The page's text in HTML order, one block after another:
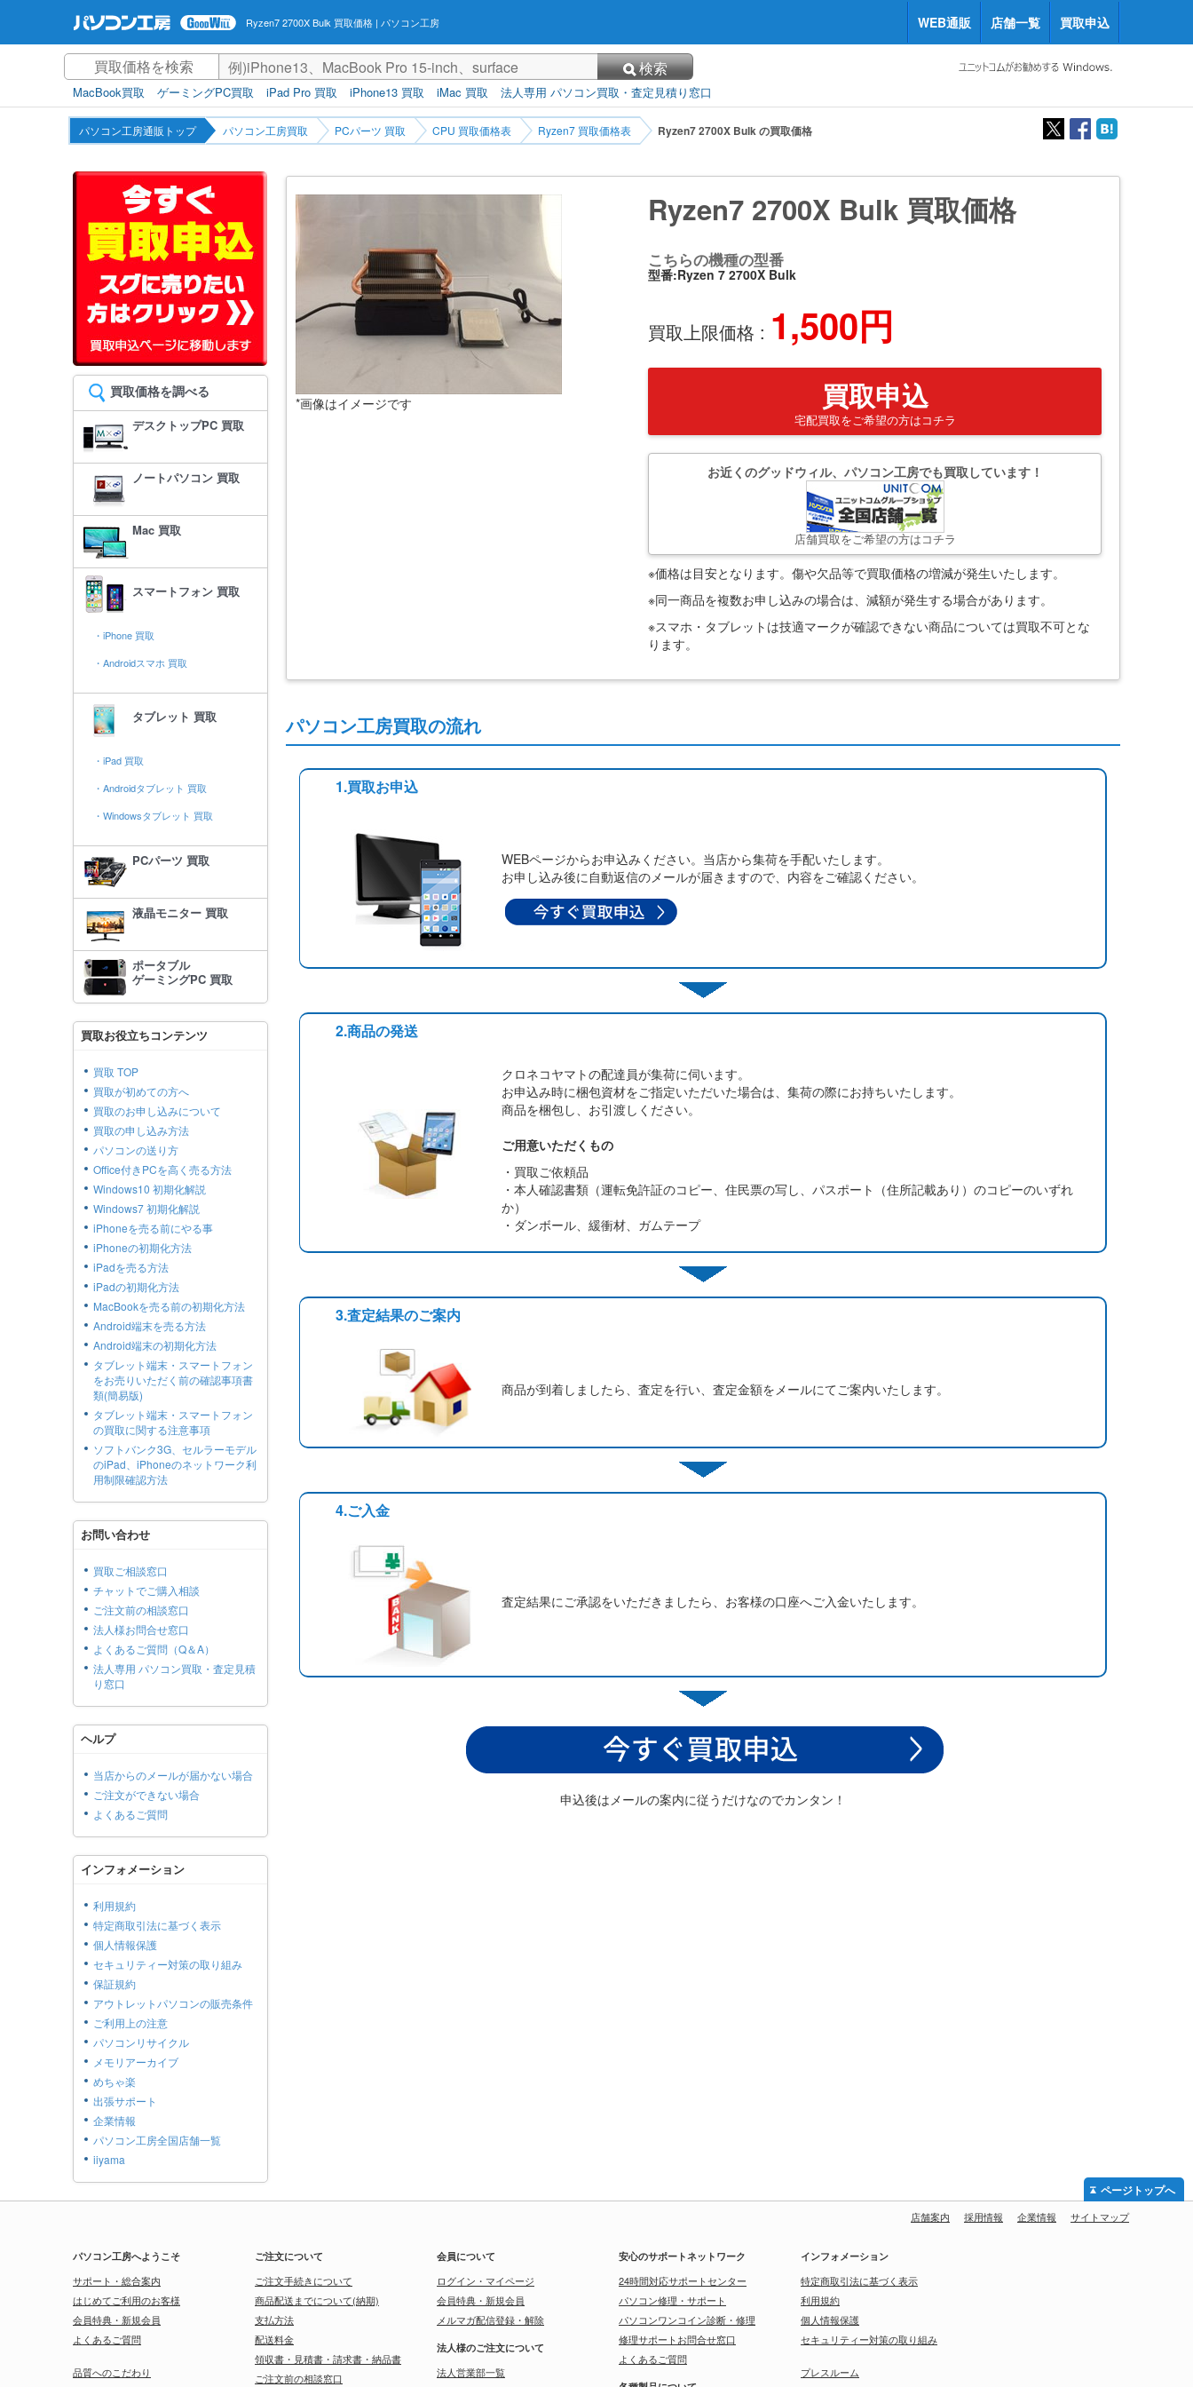
Ryzen7 2700X Bulk 買取価格 | パソコン工房 WEB通販 店舗一覧 買取申込
検索
MacBook買取 ゲーミングPC買取 iPad Pro 買取 iPhone13 買取 iMac 買取 法人専用 パソコン買取・査定見積り窓口
パソコン工房通販トップ パソコン工房買取 PCパーツ 買取 CPU 買取価格表 Ryzen7 買取価格表 Ryzen7 2700X Bulk の買取価格
*画像はイメージです
Ryzen7 2700X Bulk 買取価格
こちらの機種の型番
型番:Ryzen 7 2700X Bulk
買取上限価格 : 1,500円
買取申込
宅配買取をご希望の方はコチラ
お近くのグッドウィル、パソコン工房でも買取しています！
店舗買取をご希望の方はコチラ
※価格は目安となります。傷や欠品等で買取価格の増減が発生いたします。
※同一商品を複数お申し込みの場合は、減額が発生する場合があります。
※スマホ・タブレットは技適マークが確認できない商品については買取不可とな
ります。
パソコン工房買取の流れ
1.買取お申込
WEBページからお申込みください。当店から集荷を手配いたします。
お申し込み後に自動返信のメールが届きますので、内容をご確認ください。
2.商品の発送
クロネコヤマトの配達員が集荷に伺います。
お申込み時に梱包資材をご指定いただいた場合は、集荷の際にお持ちいたします。
商品を梱包し、お引渡しください。
ご用意いただくもの
・買取ご依頼品
・本人確認書類（運転免許証のコピー、住民票の写し、パスポート（住所記載あり）のコピーのいずれ
か）
・ダンボール、緩衝材、ガムテープ
3.査定結果のご案内
商品が到着しましたら、査定を行い、査定金額をメールにてご案内いたします。
4.ご入金
査定結果にご承認をいただきましたら、お客様の口座へご入金いたします。
申込後はメールの案内に従うだけなのでカンタン！
買取価格を調べる
デスクトップPC 買取
ノートパソコン 買取
Mac 買取
スマートフォン 買取
・iPhone 買取
・Androidスマホ 買取
タブレット 買取
・iPad 買取
・Androidタブレット 買取
・Windowsタブレット 買取
PCパーツ 買取
液晶モニター 買取
ポータブル
ゲーミングPC 買取
買取お役立ちコンテンツ
買取 TOP
買取が初めての方へ
買取のお申し込みについて
買取の申し込み方法
パソコンの送り方
Office付きPCを高く売る方法
Windows10 初期化解説
Windows7 初期化解説
iPhoneを売る前にやる事
iPhoneの初期化方法
iPadを売る方法
iPadの初期化方法
MacBookを売る前の初期化方法
Android端末を売る方法
Android端末の初期化方法
タブレット端末・スマートフォン
をお売りいただく前の確認事項書
類(簡易版)
タブレット端末・スマートフォン
の買取に関する注意事項
ソフトバンク3G、セルラーモデル
のiPad、iPhoneのネットワーク利
用制限確認方法
お問い合わせ
買取ご相談窓口
チャットでご購入相談
ご注文前の相談窓口
法人様お問合せ窓口
よくあるご質問（Q＆A）
法人専用 パソコン買取・査定見積
り窓口
ヘルプ
当店からのメールが届かない場合
ご注文ができない場合
よくあるご質問
インフォメーション
利用規約
特定商取引法に基づく表示
個人情報保護
セキュリティー対策の取り組み
保証規約
アウトレットパソコンの販売条件
ご利用上の注意
パソコンリサイクル
メモリアーカイブ
めちゃ楽
出張サポート
企業情報
パソコン工房全国店舗一覧
iiyama
店舗案内 採用情報 企業情報 サイトマップ
パソコン工房へようこそ
サポート・総合案内
はじめてご利用のお客様
会員特典・新規会員
よくあるご質問
品質へのこだわり
ご注文について
ご注文手続きについて
商品配送までについて(納期)
支払方法
配送料金
領収書・見積書・請求書・納品書
ご注文前の相談窓口
会員について
ログイン・マイページ
会員特典・新規会員
メルマガ配信登録・解除
法人様のご注文について
法人営業部一覧
安心のサポートネットワーク
24時間対応サポートセンター
パソコン修理・サポート
パソコンワンコイン診断・修理
修理サポートお問合せ窓口
よくあるご質問
インフォメーション
特定商取引法に基づく表示
利用規約
個人情報保護
セキュリティー対策の取り組み
プレスルーム
ページトップへ